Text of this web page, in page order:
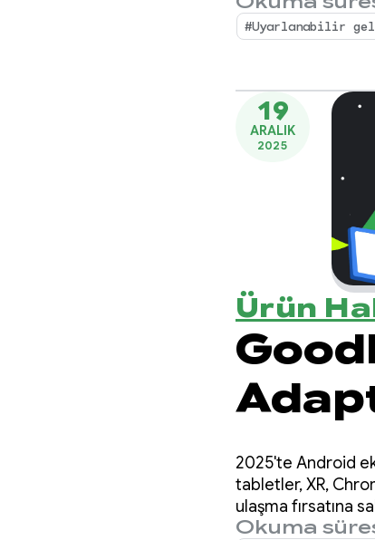
#Uyarlanabilir
19
ARALIK
2025
Ürün
2025'te Android
tabletler, XR,
ulaşma fırsatına
Okuma